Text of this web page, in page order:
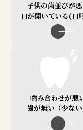
子供の歯並びが
口が開いている(口
嚙み合わせが悪
歯が無い（少ない